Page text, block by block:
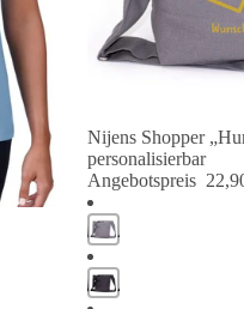
Angebot 🐾
Nijens Shopper
personalisierbar
Angebotspreis